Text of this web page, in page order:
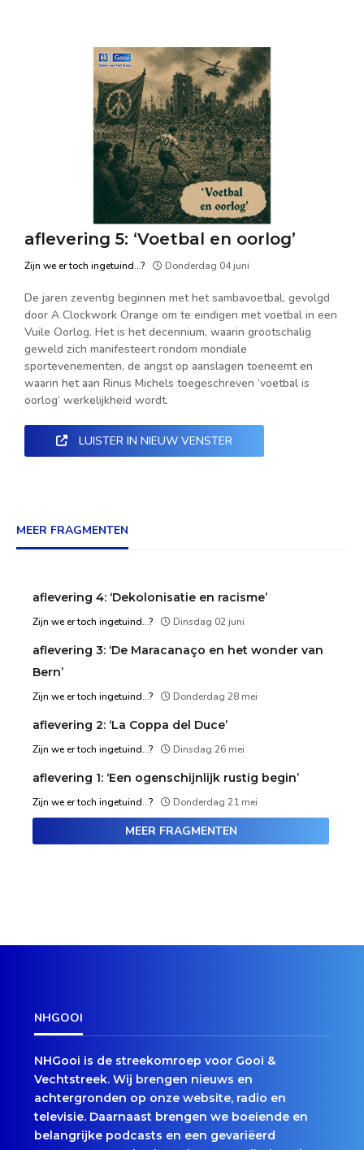
aflevering 5: ‘Voetbal en oorlog’
Zijn we er toch ingetuind...? Donderdag 04 juni
De jaren zeventig beginnen met het sambavoetbal, gevolgd
door A Clockwork Orange om te eindigen met voetbal in een
Vuile Oorlog. Het is het decennium, waarin grootschalig
geweld zich manifesteert rondom mondiale
sportevenementen, de angst op aanslagen toeneemt en
waarin het aan Rinus Michels toegeschreven ‘voetbal is
oorlog’ werkelijkheid wordt.
LUISTER IN NIEUW VENSTER
MEER FRAGMENTEN
aflevering 4: ‘Dekolonisatie en racisme’
Zijn we er toch ingetuind...? Dinsdag 02 juni
aflevering 3: ‘De Maracanaço en het wonder van
Bern’
Zijn we er toch ingetuind...? Donderdag 28 mei
aflevering 2: ‘La Coppa del Duce’
Zijn we er toch ingetuind...? Dinsdag 26 mei
aflevering 1: ‘Een ogenschijnlijk rustig begin’
Zijn we er toch ingetuind...? Donderdag 21 mei
MEER FRAGMENTEN
NHGOOI
NHGooi is de streekomroep voor Gooi &
Vechtstreek. Wij brengen nieuws en
achtergronden op onze website, radio en
televisie. Daarnaast brengen we boeiende en
belangrijke podcasts en een gevariëerd